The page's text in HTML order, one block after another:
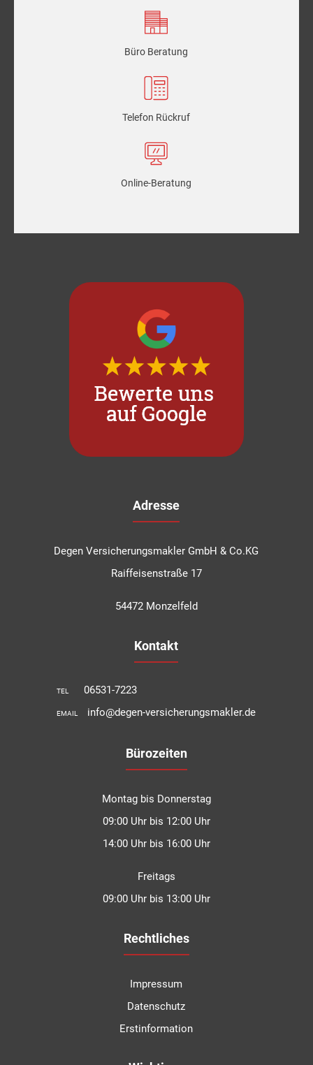
Büro Beratung
Telefon Rückruf
Online-Beratung
Adresse
Degen Versicherungsmakler GmbH & Co.KG
Raiffeisenstraße 17
54472 Monzelfeld
Kontakt
TEL 06531-7223
EMAIL info@degen-versicherungsmakler.de
Bürozeiten
Montag bis Donnerstag
09:00 Uhr bis 12:00 Uhr
14:00 Uhr bis 16:00 Uhr
Freitags
09:00 Uhr bis 13:00 Uhr
Rechtliches
Impressum
Datenschutz
Erstinformation
Degen Versicherungsmakler GmbH & Co.KG